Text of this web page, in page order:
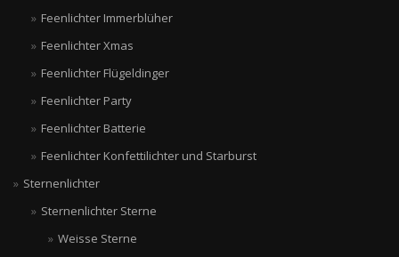
Feenlichter Immerblüher
Feenlichter Xmas
Feenlichter Flügeldinger
Feenlichter Party
Feenlichter Batterie
Feenlichter Konfettilichter und Starburst
Sternenlichter
Sternenlichter Sterne
Weisse Sterne